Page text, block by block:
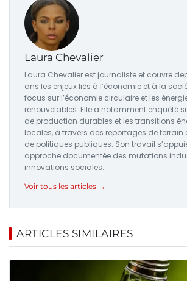
Laura Chevalier
Laura Chevalier est journaliste et couvre
ans les enjeux liés à l’économie et à la
focus sur l’économie circulaire et les
renouvelables. Elle a notamment enquêté
de production durables et les transitions
locales, à travers des reportages de terrain
de politiques publiques. Son travail
approche documentée des mutations
innovations sociales.
Voir tous les articles →
ARTICLES SIMILAIRES